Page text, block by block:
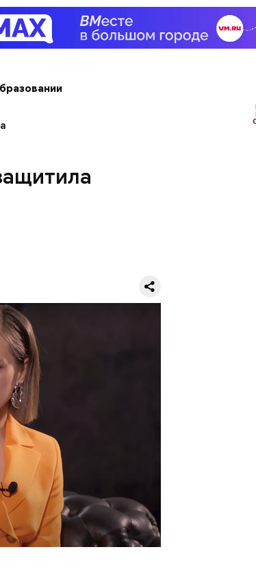
как местный
день делают друг
свидания и
корнями в далекое
традиции, когда
в виноградниках, а